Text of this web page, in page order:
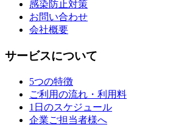
感染防止対策
お問い合わせ
会社概要
サービスについて
5つの特徴
ご利用の流れ・利用料
1日のスケジュール
企業ご担当者様へ